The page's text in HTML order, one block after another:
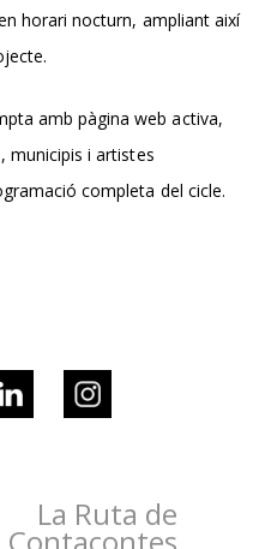
horari nocturn, ampliant així
amb pàgina web activa,
municipis i artistes
completa del cicle.
La Ruta de